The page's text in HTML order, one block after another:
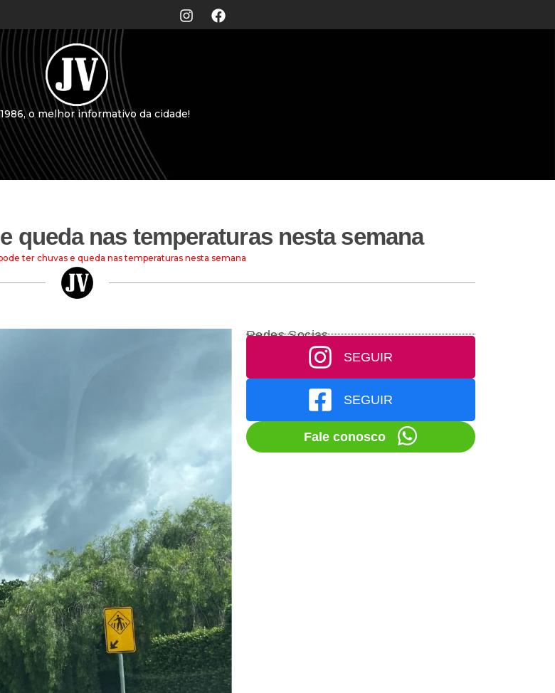
o melhor informativo da cidade!
queda nas temperaturas nesta semana
ter chuvas e queda nas temperaturas nesta semana
Redes Socias
SEGUIR
SEGUIR
Fale conosco